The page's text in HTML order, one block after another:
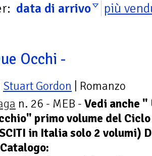
data di arrivo più
Occhi -
Stuart Gordon | Romanzo
n. 26 - MEB - Vedi anche "
primo volume del
in Italia solo 2 volumi)